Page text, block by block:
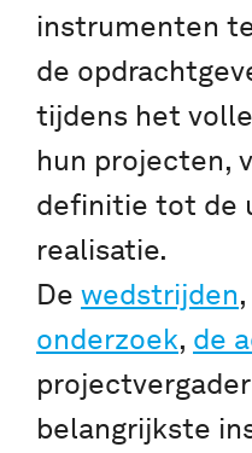
instrumenten
de
tijdens het
hun projecten,
definitie tot de
realisatie.
De wedstrijden,
onderzoek, de
belangrijkste